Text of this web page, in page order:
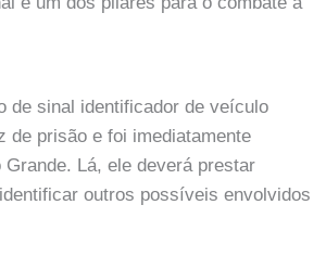
de sinal identificador de veículo
de prisão e foi imediatamente
Lá, ele deverá prestar
outros possíveis envolvidos